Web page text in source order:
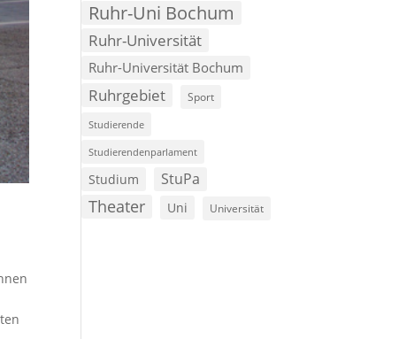
Ruhr-Uni Bochum
Ruhr-Universität
Ruhr-Universität Bochum
Ruhrgebiet Sport
Studierende
Studierendenparlament
Studium StuPa
Theater Uni Universität